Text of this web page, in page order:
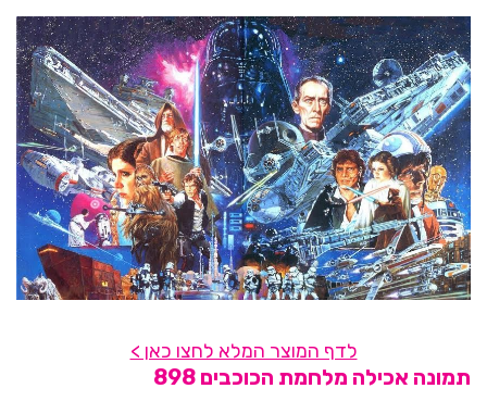
לדף המוצר המלא לחצו כאן >
תמונה אכילה מלחמת הכוכבים 898